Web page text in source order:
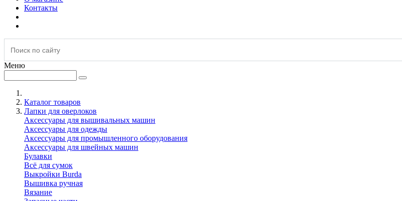
Контакты
Меню
Каталог товаров
Лапки для оверлоков
Аксессуары для вышивальных машин
Аксессуары для одежды
Аксессуары для промышленного оборудования
Аксессуары для швейных машин
Булавки
Всё для сумок
Выкройки Burda
Вышивка ручная
Вязание